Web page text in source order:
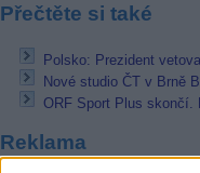
Přečtěte si také
Polsko: Prezident
Nové studio ČT v Brně
ORF Sport Plus skončí.
Reklama